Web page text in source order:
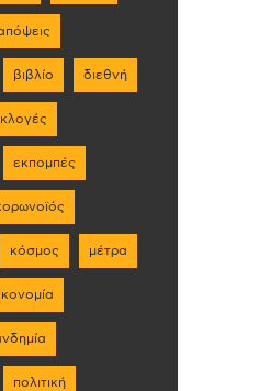
βιβλίο διεθνή
εκπομπές
κόσμος μέτρα
πολιτική